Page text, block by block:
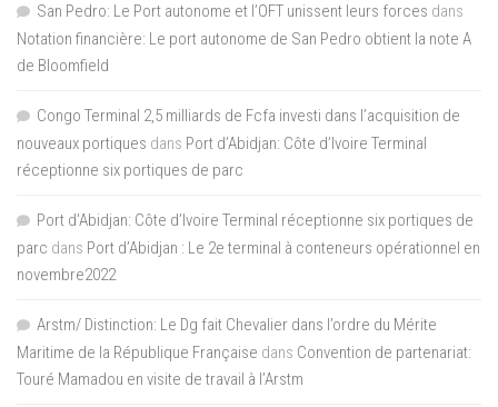
San Pedro: Le Port autonome et l’OFT unissent leurs forces dans
Notation financière: Le port autonome de San Pedro obtient la note A
de Bloomfield
Congo Terminal 2,5 milliards de Fcfa investi dans l’acquisition de
nouveaux portiques dans Port d’Abidjan: Côte d’Ivoire Terminal
réceptionne six portiques de parc
Port d'Abidjan: Côte d’Ivoire Terminal réceptionne six portiques de
parc dans Port d’Abidjan : Le 2e terminal à conteneurs opérationnel en
novembre2022
Arstm/ Distinction: Le Dg fait Chevalier dans l’ordre du Mérite
Maritime de la République Française dans Convention de partenariat:
Touré Mamadou en visite de travail à l’Arstm